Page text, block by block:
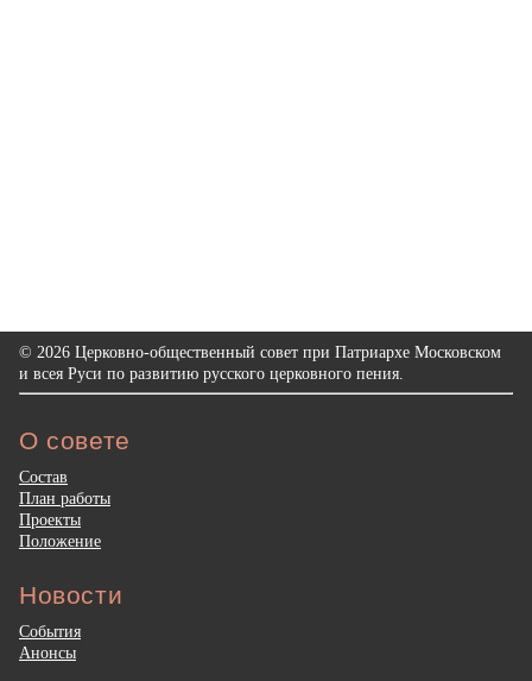
© 2026 Церковно-общественный совет при Патриархе Московском
и всея Руси по развитию русского церковного пения.
О совете
Состав
План работы
Проекты
Положение
Новости
События
Анонсы